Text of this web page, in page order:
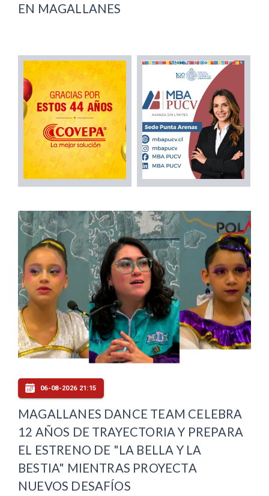
EN MAGALLANES
06-08-2026 21:15
MAGALLANES DANCE TEAM CELEBRA
12 AÑOS DE TRAYECTORIA Y PREPARA
EL ESTRENO DE "LA BELLA Y LA
BESTIA" MIENTRAS PROYECTA
NUEVOS DESAFÍOS